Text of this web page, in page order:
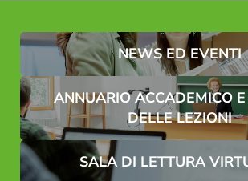
Ma davvero?!Per saperne di più:
(pagina web in lingua tedesca)!
Un'iniziativa dello STA Bressanone,
di Teologia Cattolica dell'Università
dell'Università di Salisburgo, della
e delle diocesi di Bolzano-
NEWS ED EVENTI
ANNUARIO ACCADEMICO
DELLE LEZIONI
SALA DI LETTURA
Famiglia Signor Signora
Nome*
E-mail*